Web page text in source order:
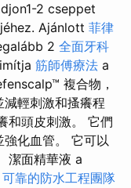
2 cseppet
Ajánlott 菲律
2 全面牙科
筋師傅療法 a
複合物，
輕刺激和搔癢程
和頭皮刺激。 它們
化血管。 它可以
潔面精華液 a
可靠的防水工程團隊